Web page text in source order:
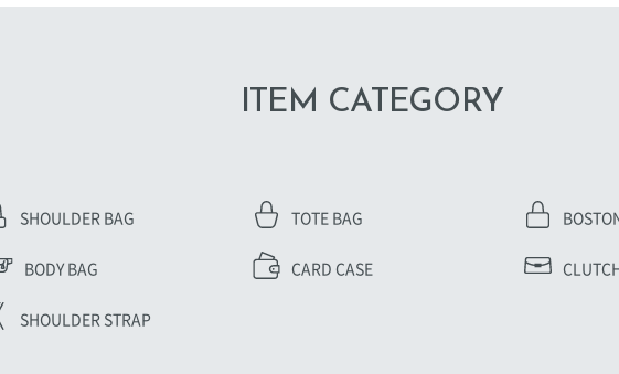
ITEM CATEGORY
SHOULDER BAG TOTE BAG
BODY BAG CARD CASE
SHOULDER STRAP